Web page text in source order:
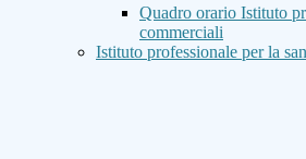
Quadro orario Istituto
commerciali
Istituto professionale per la